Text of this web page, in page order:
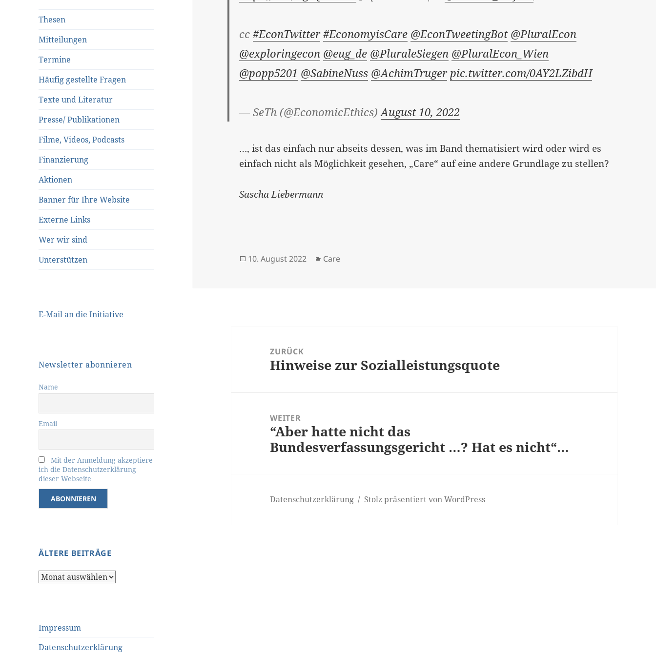
Thesen
Mitteilungen
Termine
Häufig gestellte Fragen
Texte und Literatur
Presse/ Publikationen
Filme, Videos, Podcasts
Finanzierung
Aktionen
Banner für Ihre Website
Externe Links
Wer wir sind
Unterstützen
E-Mail an die Initiative
Newsletter abonnieren
Name
Email
Mit der Anmeldung akzeptiere
ich die Datenschutzerklärung
dieser Webseite
ÄLTERE BEITRÄGE
Ältere
Impressum
Datenschutzerklärung
cc#EconTwitter #EconomyisCare @EconTweetingBot @PluralEcon
@exploringecon @eug_de @PluraleSiegen @PluralEcon_Wien
@popp5201 @SabineNuss @AchimTruger pic.twitter.com/0AY2LZibdH
— SeTh (@EconomicEthics)August 10, 2022
…, ist das einfach nur abseits dessen, was im Band thematisiert wird oder wird es
einfach nicht als Möglichkeit gesehen, „Care“ auf eine andere Grundlage zu stellen?
Sascha Liebermann
Veröffentlicht
10. August 2022 Kategorien
Care
NavigationZURÜCK
Vorheriger
Hinweise zur Sozialleistungsquote
WEITER
Nächster
Beitrag:
“Aber hatte nicht das
Bundesverfassungsgericht …? Hat es nicht“…
Datenschutzerklärung Stolz präsentiert von WordPress